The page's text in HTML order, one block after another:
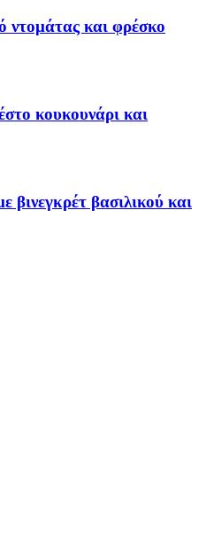
ντομάτας και φρέσκο
κουκουνάρι και
βινεγκρέτ βασιλικού και